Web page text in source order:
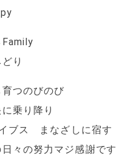
り
つのびのび
乗り降り
ブス まなざしに宿す
々の努力マジ感謝です